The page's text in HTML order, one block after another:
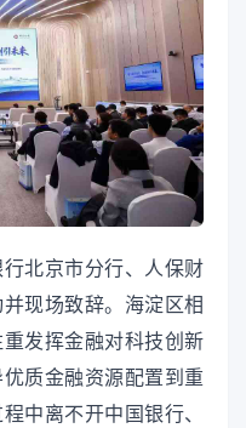
北京市分行、人保财
现场致辞。海淀区相
发挥金融对科技创新
质金融资源配置到重
中离不开中国银行、